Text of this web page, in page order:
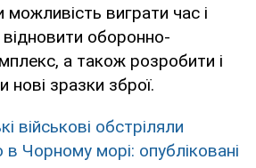
виграти час і
оборонно-
а також розробити і
нові зразки зброї.
військові обстріляли
в Чорному морі: опубліковані